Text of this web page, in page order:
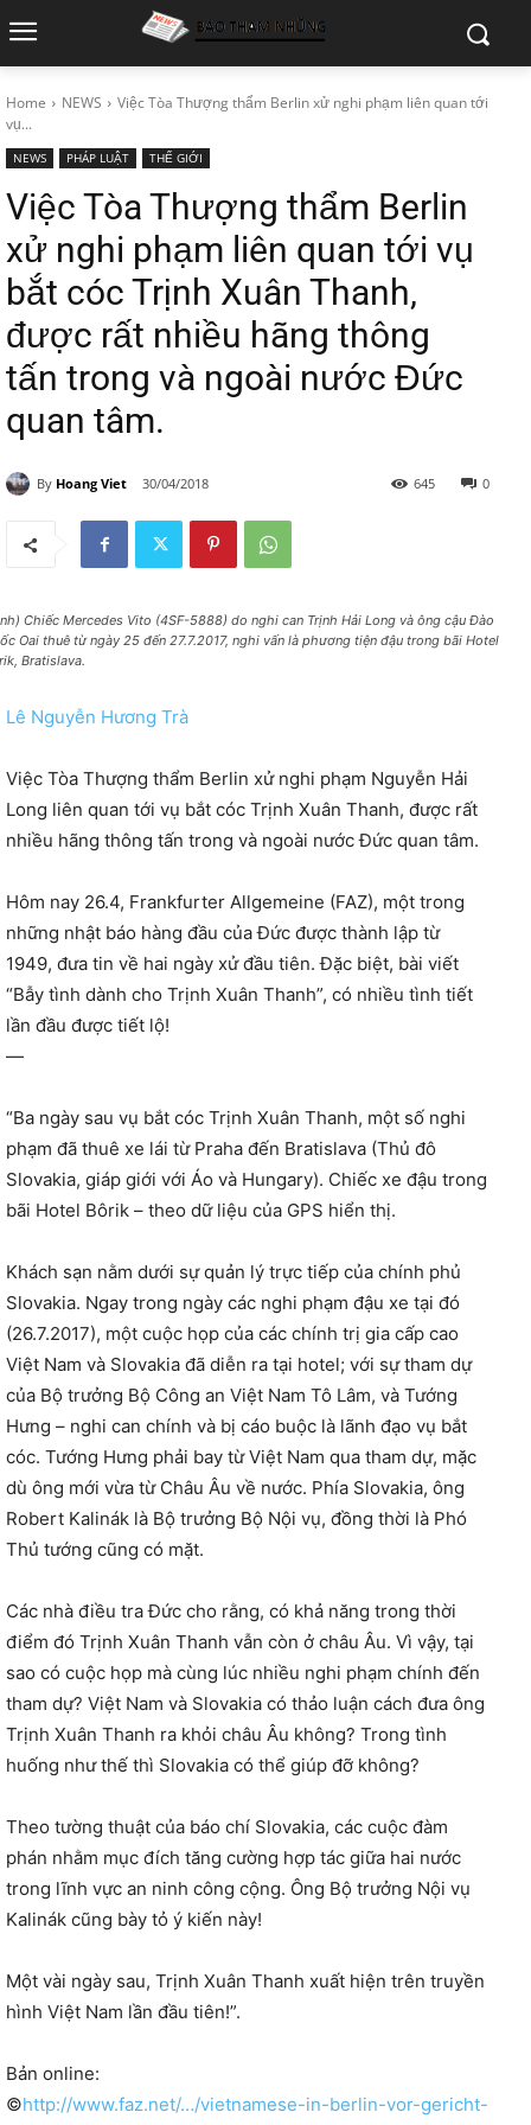
Home NEWS
Việc Tòa Thượng thẩm Berlin xử nghi phạm liên quan tới
vụ...
NEWS PHÁP LUẬT THẾ GIỚI
Việc Tòa Thượng thẩm Berlin
xử nghi phạm liên quan tới vụ
bắt cóc Trịnh Xuân Thanh,
được rất nhiều hãng thông
tấn trong và ngoài nước Đức
quan tâm.
By Hoang Viet 30/04/2018 0
645
Chiếc Mercedes Vito (4SF-5888) do nghi can Trịnh Hải Long và ông cậu Đào
Oai thuê từ ngày 25 đến 27.7.2017, nghi vấn là phương tiện đậu trong bãi Hotel
Bratislava.
Lê Nguyễn Hương Trà
Việc Tòa Thượng thẩm Berlin xử nghi phạm Nguyễn Hải
Long liên quan tới vụ bắt cóc Trịnh Xuân Thanh, được rất
nhiều hãng thông tấn trong và ngoài nước Đức quan tâm.
Hôm nay 26.4, Frankfurter Allgemeine (FAZ), một trong
những nhật báo hàng đầu của Đức được thành lập từ
1949, đưa tin về hai ngày xử đầu tiên. Đặc biệt, bài viết
“Bẫy tình dành cho Trịnh Xuân Thanh”, có nhiều tình tiết
lần đầu được tiết lộ!
—
“Ba ngày sau vụ bắt cóc Trịnh Xuân Thanh, một số nghi
phạm đã thuê xe lái từ Praha đến Bratislava (Thủ đô
Slovakia, giáp giới với Áo và Hungary). Chiếc xe đậu trong
bãi Hotel Bôrik – theo dữ liệu của GPS hiển thị.
Khách sạn nằm dưới sự quản lý trực tiếp của chính phủ
Slovakia. Ngay trong ngày các nghi phạm đậu xe tại đó
(26.7.2017), một cuộc họp của các chính trị gia cấp cao
Việt Nam và Slovakia đã diễn ra tại hotel; với sự tham dự
của Bộ trưởng Bộ Công an Việt Nam Tô Lâm, và Tướng
Hưng – nghi can chính và bị cáo buộc là lãnh đạo vụ bắt
cóc. Tướng Hưng phải bay từ Việt Nam qua tham dự, mặc
dù ông mới vừa từ Châu Âu về nước. Phía Slovakia, ông
Robert Kalinák là Bộ trưởng Bộ Nội vụ, đồng thời là Phó
Thủ tướng cũng có mặt.
Các nhà điều tra Đức cho rằng, có khả năng trong thời
điểm đó Trịnh Xuân Thanh vẫn còn ở châu Âu. Vì vậy, tại
sao có cuộc họp mà cùng lúc nhiều nghi phạm chính đến
tham dự? Việt Nam và Slovakia có thảo luận cách đưa ông
Trịnh Xuân Thanh ra khỏi châu Âu không? Trong tình
huống như thế thì Slovakia có thể giúp đỡ không?
Theo tường thuật của báo chí Slovakia, các cuộc đàm
phán nhằm mục đích tăng cường hợp tác giữa hai nước
trong lĩnh vực an ninh công cộng. Ông Bộ trưởng Nội vụ
Kalinák cũng bày tỏ ý kiến này!
Một vài ngày sau, Trịnh Xuân Thanh xuất hiện trên truyền
hình Việt Nam lần đầu tiên!”.
Bản online:
©http://www.faz.net/…/vietnamese-in-berlin-vor-gericht-